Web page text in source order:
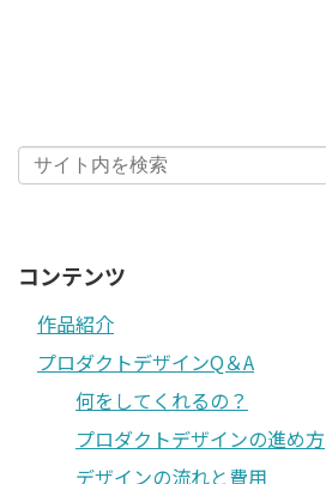
コンテンツ
作品紹介
プロダクトデザインQ＆A
何をしてくれるの？
プロダクトデザインの進め方
デザインの流れと費用